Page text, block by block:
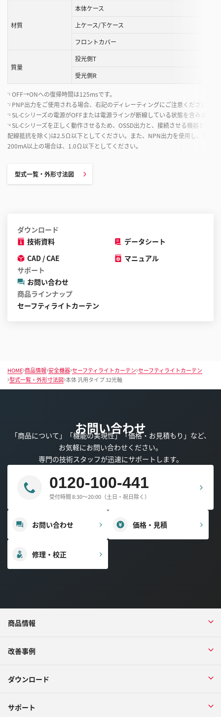
材質
本体ケース
上ケース/下ケース
フロントカバー
質量
投光側T
受光側R
*1 OFF→ONへの復帰時間は125msです。
*2 PNP出力をご使用される場合、右記のディレーティングにご注意ください。
*3 SL-Cシリーズの電源がOFFまたは電源ラインが断線している状態を含みます。
*4 SL-Cシリーズを正しく動作させるため、OSSD出力と、接続させる機器との配
配線抵抗を除く)は2.5Ω以下としてください。また、NPN出力を使用し、ケー
200mA以上の場合は、1.0Ω以下としてください。
型式一覧・外形寸法図
ダウンロード
技術資料
データシート
CAD / CAE
マニュアル
サポート
お問い合わせ
商品ラインナップ
セーフティライトカーテン
HOME 商品情報 安全機器 セーフティライトカーテン セーフティライトカーテン
型式一覧・外形寸法図 本体 汎用タイプ 32光軸
お問い合わせ
「商品について」「機能の実現性」「価格・お見積もり」など、
お気軽にお問い合わせください。
専門の技術スタッフが迅速にサポートします。
0120-100-441
受付時間 8:30～20:00（土日・祝日除く）
お問い合わせ 価格・見積
修理・校正
商品情報
改善事例
ダウンロード
サポート